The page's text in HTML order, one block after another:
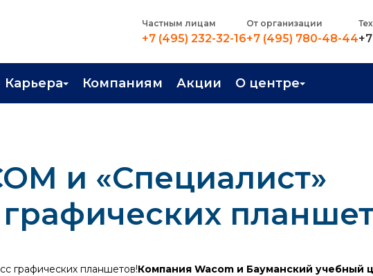
Частным лицам
+7 (495) 232-32-16
От организации
+7 (495) 780-48-44
Карьера
Трудоустройство
Компаниям Акции О центре
О центре
Вакансии
и «Специалист»
Компания Wacom и Бауманский учебный